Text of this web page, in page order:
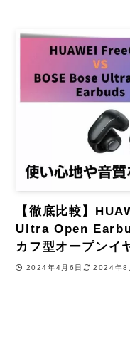
【徹底比較】
Ultra Open
カフ型オープンイ
2024年4月6日 2024年8